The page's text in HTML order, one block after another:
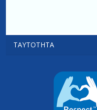
ΤΑΥΤΌΤΗΤΑ